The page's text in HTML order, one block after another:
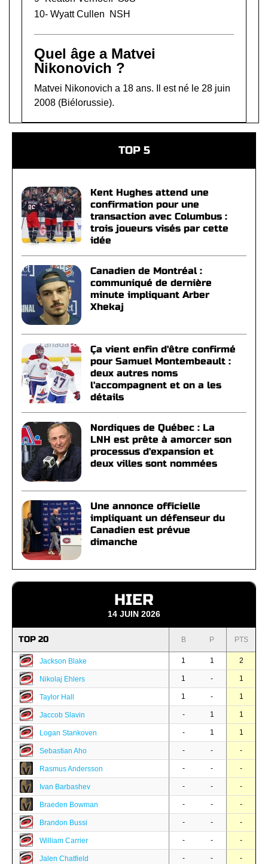
10- Wyatt Cullen NSH
Quel âge a Matvei
Nikonovich ?
Matvei Nikonovich a 18 ans. Il est né le 28 juin
2008 (Biélorussie).
TOP 5
Kent Hughes attend une
confirmation pour une
transaction avec Columbus :
trois joueurs visés par cette
idée
Canadien de Montréal :
communiqué de dernière
minute impliquant Arber
Xhekaj
Ça vient enfin d'être confirmé
pour Samuel Montembeault :
deux autres noms
l'accompagnent et on a les
détails
Nordiques de Québec : La
LNH est prête à amorcer son
processus d'expansion et
deux villes sont nommées
Une annonce officielle
impliquant un défenseur du
Canadien est prévue
dimanche
HIER
14 JUIN 2026
TOP 20 B P PTS
Jackson Blake 1 1 2
Nikolaj Ehlers 1 - 1
Taylor Hall 1 - 1
Jaccob Slavin - 1 1
Logan Stankoven - 1 1
Sebastian Aho - - -
Rasmus Andersson - - -
Ivan Barbashev - - -
Braeden Bowman - - -
Brandon Bussi - - -
William Carrier - - -
Jalen Chatfield - - -